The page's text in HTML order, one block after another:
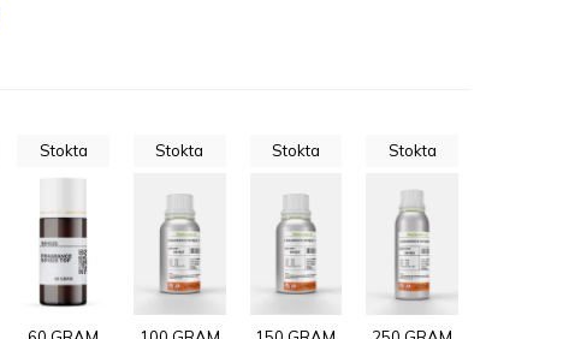
Stokta Stokta Stokta Stokta